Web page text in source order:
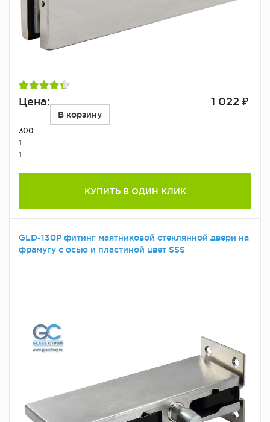
Цена: 1 022 ₽
В корзину
300
1
1
КУПИТЬ В ОДИН КЛИК
GLD-130P фитинг маятниковой стеклянной двери на
фрамугу с осью и пластиной цвет SSS